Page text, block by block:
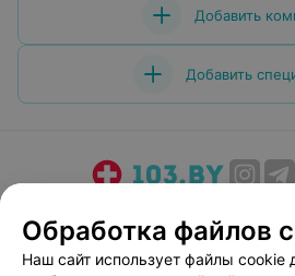
Добавить
Добавить
Медицинский маркетинг
Пользовательское соглашение
Обработка файлов
Наш сайт использует файлы cookie